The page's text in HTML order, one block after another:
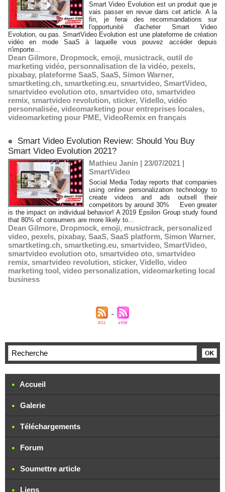
Smart Video Evolution est un produit que je
vais passer en revue dans cet article. A la
fin, je ferai des recommandations sur
l'opportunité d'acheter Smart Video
Evolution, ou pas. SmartVideo Evolution est une plateforme de création
vidéo en mode SaaS à laquelle vous pouvez accéder depuis
n'importe...
Dean Gilmore, Dropmock, emoji, musictrack, outil de
marketing vidéo, personnalisation de la vidéo, pexels,
pixabay, plateforme SaaS, SaaS, Simon Warner,
smartketing.ch, smartketing.eu, smartvideo, SmartVideo,
smartvideo evolution oto, smartvideo oto, smartvideo
remix, smartvideo revolution, sticker, Vidello, vidéo
personnalisée, videomarketing pour entreprises locales,
videomarketing pour PME, VideoRemix en français
Smart Video Evolution Review: Should You Buy
Smart Video Evolution 2021?
Mathieu Janin | 23/07/2021 |
SmartVideo
Social Media Today reports that companies
using online personalization technology to
create videos and ads outsell their
competitors by around 30% Even greater
is the impact on individual behavior! A 2019 Epsilon Group study found
that 80% of consumers are more likely to...
Dean Gilmore, Dropmock, emoji, musictrack, personalized
video, pexels, pixabay, SaaS, SaaS platform, Simon Warner,
smartketing.ch, smartketing.eu, smartvideo, SmartVideo,
smartvideo evolution oto, smartvideo oto, smartvideo
remix, smartvideo revolution, sticker, Vidello, video
marketing tool, video personalization, videomarketing local
business
Accueil
Galerie
Téléchargements
Forum
Soumettre article
Liens